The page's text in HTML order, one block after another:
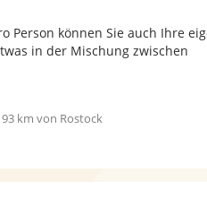
Person können Sie auch Ihre
in der Mischung zwischen
km von Rostock